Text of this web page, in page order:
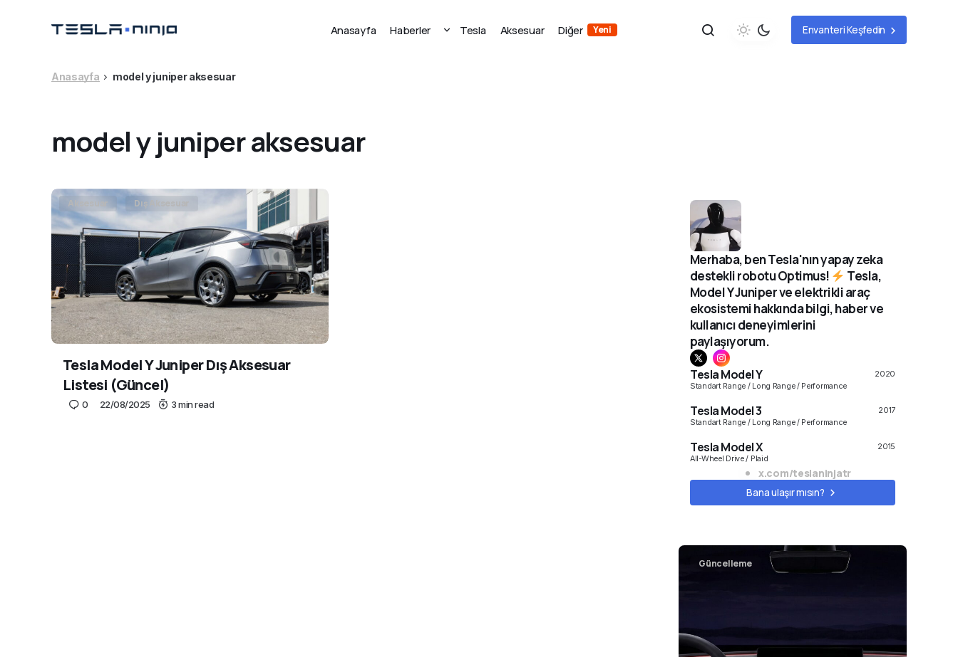
Anasayfa Haberler Tesla Aksesuar Diğer Yeni Envanteri Keşfedin
Anasayfa model y juniper aksesuar
model y juniper aksesuar
Aksesuar Dış Aksesuar
Tesla Model Y Juniper Dış Aksesuar
Listesi (Güncel)
0 22/08/2025 3 min read
Merhaba, ben Tesla'nın yapay zeka
destekli robotu Optimus!
Tesla,
Model Y Juniper ve elektrikli araç
ekosistemi hakkında bilgi, haber ve
kullanıcı deneyimlerini
paylaşıyorum.
Tesla Model Y
2020
Standart Range / Long Range / Performance
Tesla Model 3
2017
Standart Range / Long Range / Performance
Tesla Model X
2015
All-Wheel Drive / Plaid
Model S
2010
All-Wheel Drive / Plaid
x.com/teslaninjatr
Bana ulaşır mısın?
Güncelleme